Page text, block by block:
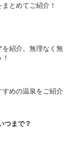
とめてご紹介！
紹介。無理なく無
めの温泉をご紹介
つまで？